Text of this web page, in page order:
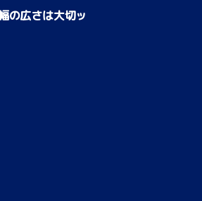
の広さは大切ッ